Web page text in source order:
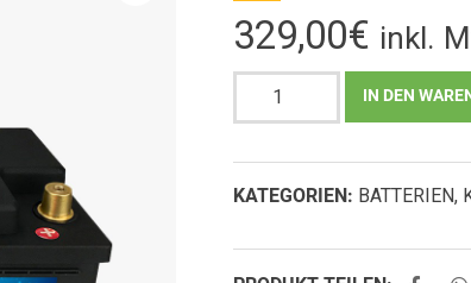
329,00€ inkl.
100Ah
12V
IN DEN
KATEGORIEN: BATTERIEN,